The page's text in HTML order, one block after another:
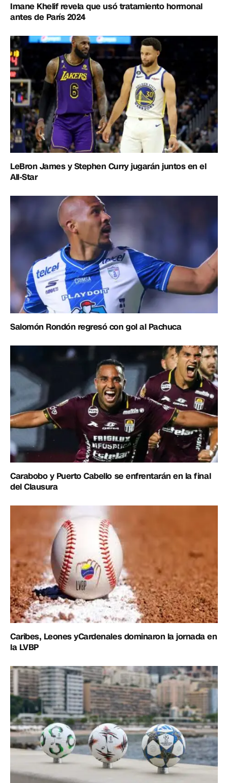
Imane Khelif revela que usó tratamiento hormonal
antes de París 2024
LeBron James y Stephen Curry jugarán juntos en el
All-Star
Salomón Rondón regresó con gol al Pachuca
Carabobo y Puerto Cabello se enfrentarán en la final
del Clausura
Caribes, Leones yCardenales dominaron la jornada en
la LVBP